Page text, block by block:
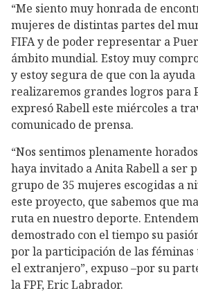
“Me siento muy honrada de
mujeres de distintas partes del
FIFA y de poder representar a
ámbito mundial. Estoy muy
y estoy segura de que con la
realizaremos grandes logros para
expresó Rabell este miércoles a
comunicado de prensa.
“Nos sentimos plenamente
haya invitado a Anita Rabell a ser
grupo de 35 mujeres escogidas a
este proyecto, que sabemos que
ruta en nuestro deporte.
demostrado con el tiempo su
por la participación de las féminas
el extranjero”, expuso –por su
la FPF, Eric Labrador.